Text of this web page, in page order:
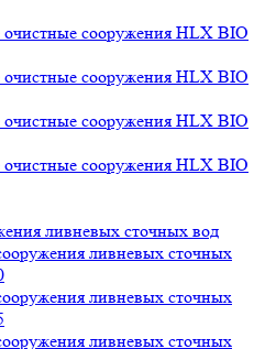
сооружения HLX BIO
сооружения HLX BIO
сооружения HLX BIO
сооружения HLX BIO
ливневых сточных вод
ливневых сточных
ливневых сточных
ливневых сточных